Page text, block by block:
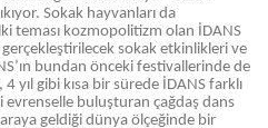
Sokak hayvanları da
teması kozmopolitizm olan İDANS
sokak etkinlikleri ve
bundan önceki festivallerinde de
yıl gibi kısa bir sürede İDANS farklı
buluşturan çağdaş dans
geldiği dünya ölçeğinde bir